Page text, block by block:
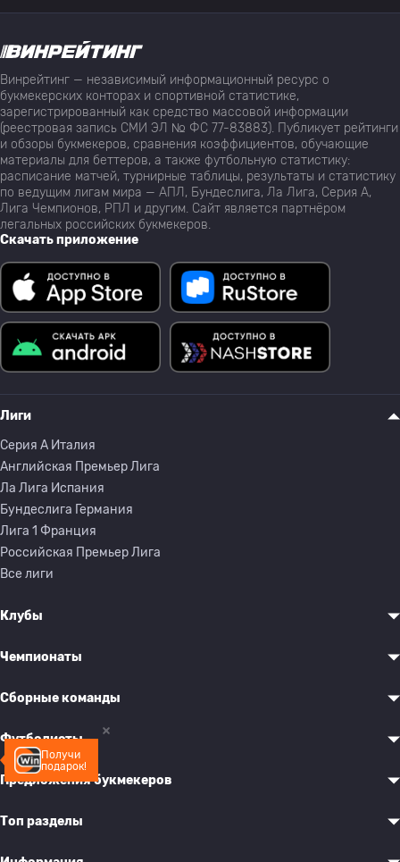
Получи
подарок!
Винрейтинг — независимый информационный ресурс о
букмекерских конторах и спортивной статистике,
зарегистрированный как средство массовой информации
(реестровая запись СМИ ЭЛ № ФС 77-83883). Публикует рейтинги
и обзоры букмекеров, сравнения коэффициентов, обучающие
материалы для беттеров, а также футбольную статистику:
расписание матчей, турнирные таблицы, результаты и статистику
по ведущим лигам мира — АПЛ, Бундеслига, Ла Лига, Серия А,
Лига Чемпионов, РПЛ и другим. Сайт является партнёром
легальных российских букмекеров.
Скачать приложение
Лиги
Серия A Италия
Английская Премьер Лига
Ла Лига Испания
Бундеслига Германия
Лига 1 Франция
Российская Премьер Лига
Все лиги
Клубы
Чемпионаты
Сборные команды
Футболисты
Предложения букмекеров
Топ разделы